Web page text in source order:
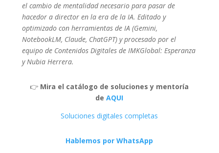
el cambio de mentalidad necesario para pasar de
hacedor a director en la era de la IA. Editado y
optimizado con herramientas de IA (Gemini,
NotebookLM, Claude, ChatGPT) y procesado por el
equipo de Contenidos Digitales de IMKGlobal: Esperanza
y Nubia Herrera.
👉 Mira el catálogo de soluciones y mentoría
de AQUI
Soluciones digitales completas
Hablemos por WhatsApp